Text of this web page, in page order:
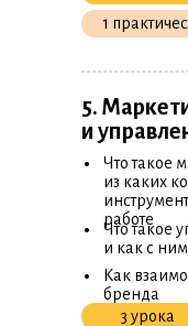
5.
и
Что такое
из каких
работе
•
Что такое
и как с
•
1
Как
бренда
•
3 урока